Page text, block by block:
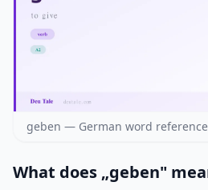
geben — German word
What does „geben"